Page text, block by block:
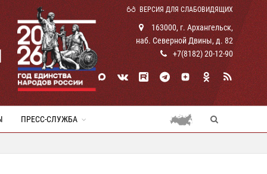
ВЕРСИЯ ДЛЯ СЛАБОВИДЯЩИХ
163000, г. Архангельск,
наб. Северной Двины, д. 82
+7(8182) 20-12-90
ПРЕСС-СЛУЖБА